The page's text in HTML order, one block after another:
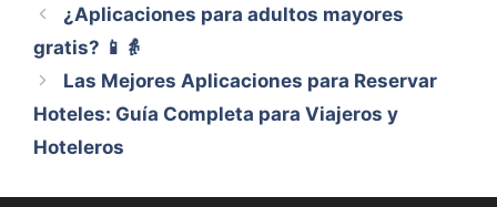
¿Aplicaciones para adultos mayores
gratis? 📱👵
Las Mejores Aplicaciones para Reservar
Hoteles: Guía Completa para Viajeros y
Hoteleros